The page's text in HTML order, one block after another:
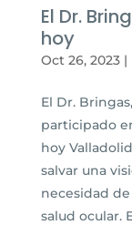
El Dr.
hoy
Oct 26, 2023|
El Dr.
participado
hoy
salvar una
necesidad
salud ocular.